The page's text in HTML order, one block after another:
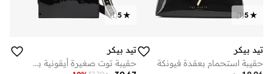
5
(
1
)
تيد بيكر
حقيبة استحمام بعقدة فيونكة
5
(
1
)
تيد بيكر
حقيبة توت صغيرة أيقونية بشريط